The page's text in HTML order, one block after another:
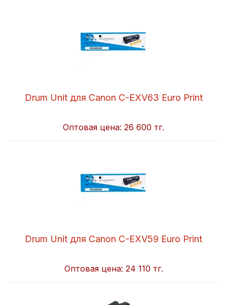
Drum Unit для Canon C-EXV63 Euro Print
Оптовая цена: 26 600 тг.
Drum Unit для Canon C-EXV59 Euro Print
Оптовая цена: 24 110 тг.